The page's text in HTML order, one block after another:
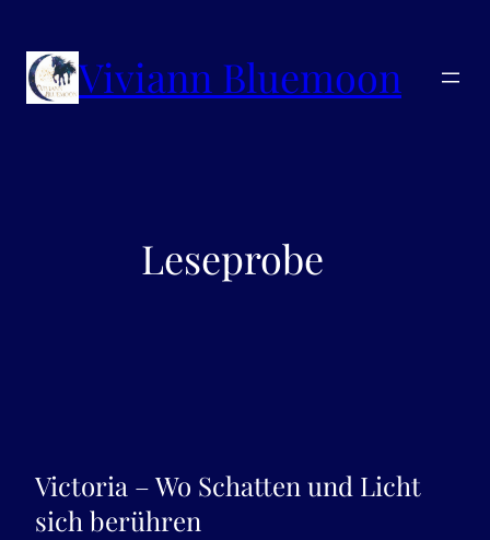
Viviann Bluemoon
Leseprobe
Victoria – Wo Schatten und Licht
sich berühren